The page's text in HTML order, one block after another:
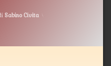
Aggiornato il12 Marzo 2019
Sabino Civita